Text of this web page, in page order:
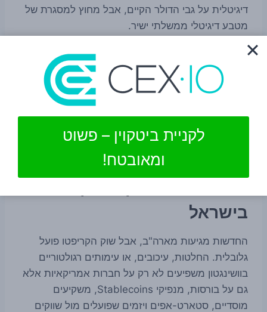
דיגיטלית על גבי הדולר הקיים, אבל מחוץ למסגרת של
מטבע דיגיטלי ממשלתי ישיר.
מבחינה רגולטורית, אלה לא מוצרים זהים. ועדיין, הם
נוגעים באותה שאלה בסיסית: מי ישלוט בכסף הדיגיטלי
של העתיד — המדינה, הבנקים, או חברות פרטיות
שפועלות תחת רגולציה. לכן, כל התפתחות פוליטית
Stablecoins.
בישראל
החדשות מגיעות מארה"ב, אבל שוק הקריפטו פועל
גלובלית. החלטות, עיכובים, או עימותים רגולטוריים
בוושינגטון משפיעים לא רק על חברות אמריקאיות אלא
גם על בורסות, מנפיקי Stablecoins, משקיעים
מוסדיים, סטארט-אפים ויזמים שפועלים מול שווקים
לקניית ביטקוין – פשוט
ומאובטח!